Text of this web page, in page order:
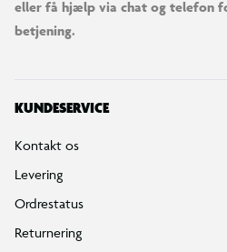
eller få hjælp via chat og telefon
betjening.
KUNDESERVICE
Kontakt os
Levering
Ordrestatus
Returnering